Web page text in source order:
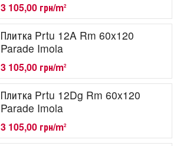
3 105,00 грн/m2
Плитка Prtu 12A Rm 60x120
Parade Imola
3 105,00 грн/m2
Плитка Prtu 12Dg Rm 60x120
Parade Imola
3 105,00 грн/m2